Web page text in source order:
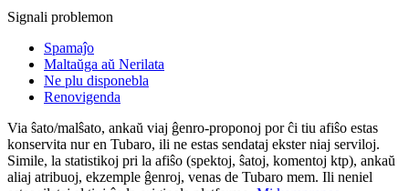
Signali problemon
Spamaĵo
Maltaŭga aŭ Nerilata
Ne plu disponebla
Renovigenda
Via ŝato/malŝato, ankaŭ viaj ĝenro-proponoj por ĉi tiu afiŝo estas
konservita nur en Tubaro, ili ne estas sendataj ekster niaj serviloj.
Simile, la statistikoj pri la afiŝo (spektoj, ŝatoj, komentoj ktp), ankaŭ
aliaj atribuoj, ekzemple ĝenroj, venas de Tubaro mem. Ili neniel